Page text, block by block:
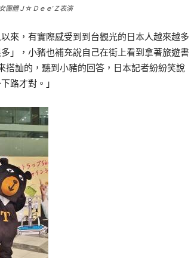
團體Ｊ☆Ｄｅｅ’Ｚ表演
來，有實際感受到到台觀光的日本人越來越多
」，小豬也補充說自己在街上看到拿著旅遊書
訕的，聽到小豬的回答，日本記者紛紛笑說
路才對。」